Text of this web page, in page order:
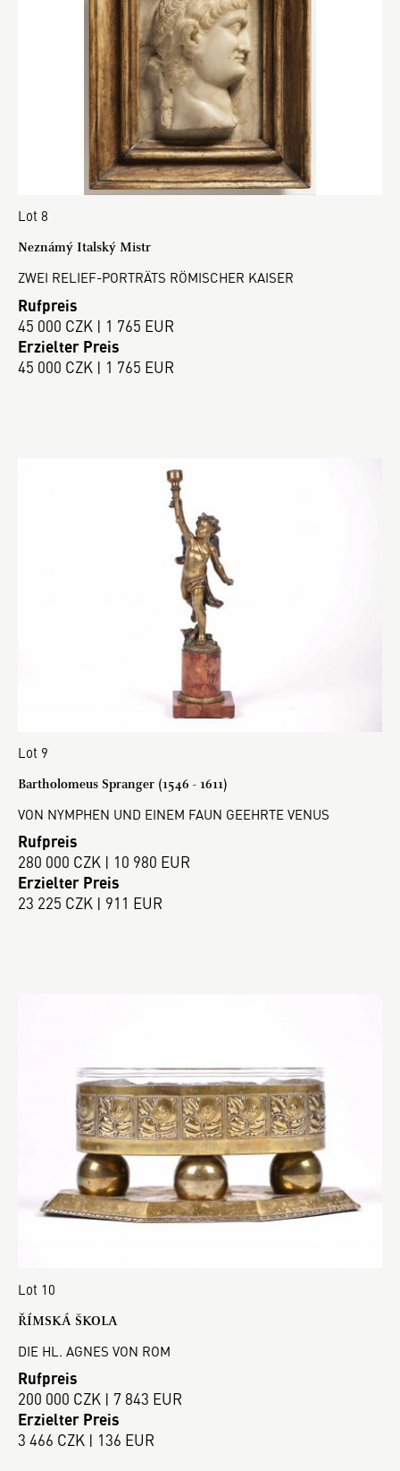
Lot 8
Neznámý Italský Mistr
ZWEI RELIEF-PORTRÄTS RÖMISCHER KAISER
Rufpreis
45 000 CZK | 1 765 EUR
Erzielter Preis
45 000 CZK | 1 765 EUR
Lot 9
Bartholomeus Spranger (1546 - 1611)
VON NYMPHEN UND EINEM FAUN GEEHRTE VENUS
Rufpreis
280 000 CZK | 10 980 EUR
Erzielter Preis
23 225 CZK | 911 EUR
Lot 10
ŘÍMSKÁ ŠKOLA
DIE HL. AGNES VON ROM
Rufpreis
200 000 CZK | 7 843 EUR
Erzielter Preis
3 466 CZK | 136 EUR